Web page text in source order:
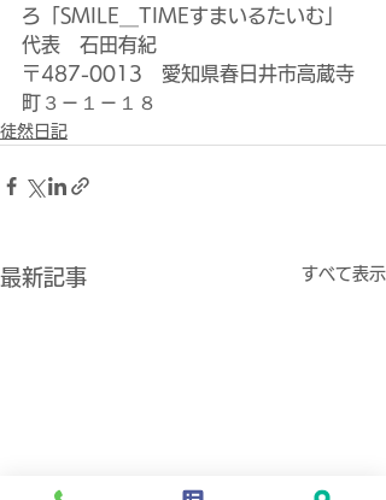
ろ「SMILE＿TIMEすまいるたいむ」
代表　石田有紀
〒487-0013　愛知県春日井市高蔵寺
町３－１－１８
徒然日記
最新記事 すべて表示